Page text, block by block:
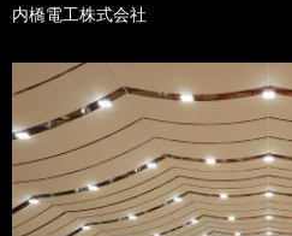
内橋電工株式会社